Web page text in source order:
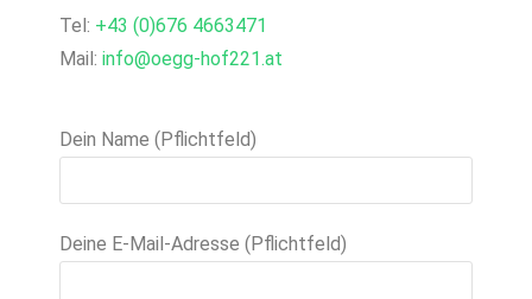
Tel: +43 (0)676 4663471
Mail: info@oegg-hof221.at
Dein Name (Pflichtfeld)
Deine E-Mail-Adresse (Pflichtfeld)